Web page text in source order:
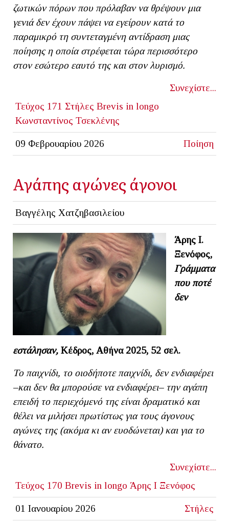
ζωτικών πόρων που πρόλαβαν να θρέψουν μια
γενιά δεν έχουν πάψει να εγείρουν κατά το
παραμικρό τη συντεταγμένη αντίδραση μιας
ποίησης η οποία στρέφεται τώρα περισσότερο
στον εσώτερο εαυτό της και στον λυρισμό.
Συνεχίστε...
Τεύχος 171 Στήλες Brevis in longo
Κωνσταντίνος Τσεκλένης
09 Φεβρουαρίου 2026 Ποίηση
Αγάπης αγώνες άγονοι
Βαγγέλης Χατζηβασιλείου
Άρης Ι.
Ξενόφος,
Γράμματα
που ποτέ
δεν
εστάλησαν, Κέδρος, Αθήνα 2025, 52 σελ.
Το παιχνίδι, το οιοδήποτε παιχνίδι, δεν ενδιαφέρει
–και δεν θα μπορούσε να ενδιαφέρει– την αγάπη
επειδή το περιεχόμενό της είναι δραματικό και
θέλει να μιλήσει πρωτίστως για τους άγονους
αγώνες της (ακόμα κι αν ευοδώνεται) και για το
θάνατο.
Συνεχίστε...
Τεύχος 170 Brevis in longo Άρης Ι Ξενόφος
01 Ιανουαρίου 2026 Στήλες